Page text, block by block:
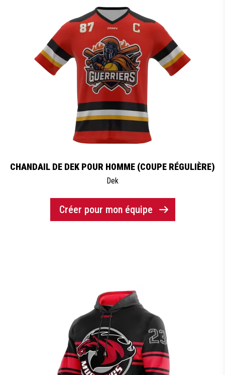
CHANDAIL DE DEK POUR HOMME (COUPE RÉGULIÈRE)
Dek
Créer pour mon équipe